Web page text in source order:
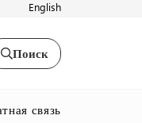
English
Поиск
связь